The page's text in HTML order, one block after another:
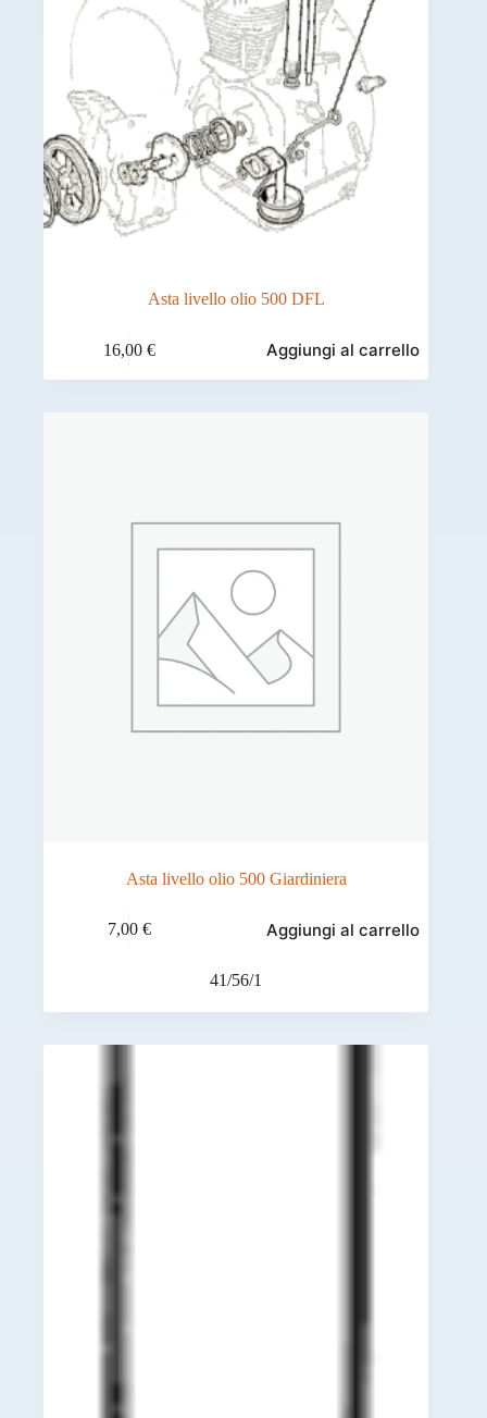
Asta livello olio 500 DFL
16,00 € Aggiungi al carrello
Asta livello olio 500 Giardiniera
7,00 € Aggiungi al carrello
41/56/1